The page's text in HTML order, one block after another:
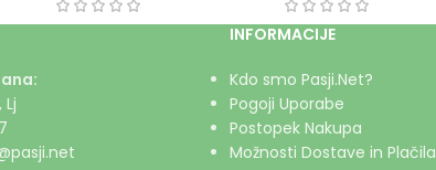
INFORMACIJE
Kdo smo Pasji.Net?
Pogoji Uporabe
Postopek Nakupa
Možnosti Dostave in Plačila